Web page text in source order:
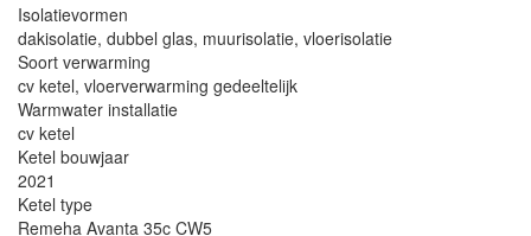
Isolatievormen
dakisolatie, dubbel glas, muurisolatie, vloerisolatie
Soort verwarming
cv ketel, vloerverwarming gedeeltelijk
Warmwater installatie
cv ketel
Ketel bouwjaar
2021
Ketel type
Remeha Avanta 35c CW5